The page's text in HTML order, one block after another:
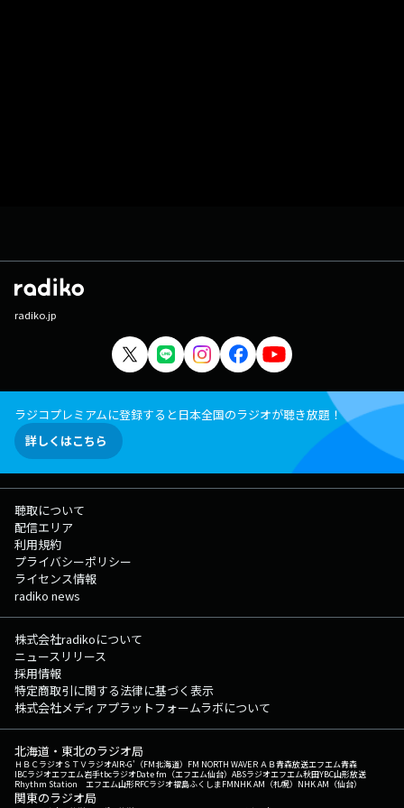
radiko.jp
ラジコプレミアムに登録すると日本全国のラジオが聴き放題！
詳しくはこちら
聴取について
配信エリア
利用規約
プライバシーポリシー
ライセンス情報
radiko news
株式会社radikoについて
ニュースリリース
採用情報
特定商取引に関する法律に基づく表示
株式会社メディアプラットフォームラボについて
北海道・東北のラジオ局
ＨＢＣラジオＳＴＶラジオAIR-G'（FM北海道） FM NORTH WAVEＲＡＢ青森放送エフエム青森
IBCラジオエフエム岩手tbcラジオDate fm（エフエム仙台） ABSラジオエフエム秋田YBC山形放送
Rhythm Station エフエム山形RFCラジオ福島ふくしまFMNHK AM（札幌） NHK AM（仙台）
関東のラジオ局